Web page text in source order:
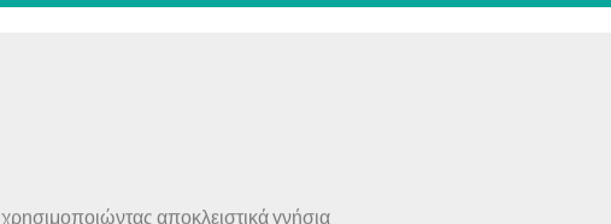
χρησιμοποιώντας αποκλειστικά γνήσια